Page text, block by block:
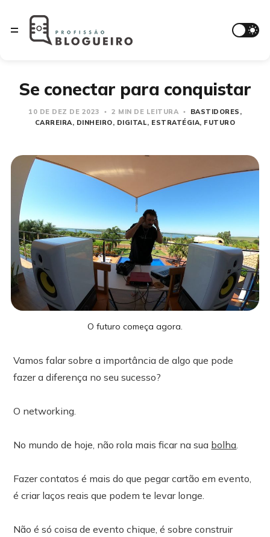
Se conectar para conquistar
10 DE DEZ DE 2023 2 MIN DE LEITURA
BASTIDORES
CARREIRA DINHEIRO DIGITAL ESTRATÉGIA FUTURO
O futuro começa agora.
Vamos falar sobre a importância de algo que pode
fazer a diferença no seu sucesso?
O networking.
No mundo de hoje, não rola mais ficar na sua bolha
Fazer contatos é mais do que pegar cartão em evento,
é criar laços reais que podem te levar longe.
Não é só coisa de evento chique, é sobre construir